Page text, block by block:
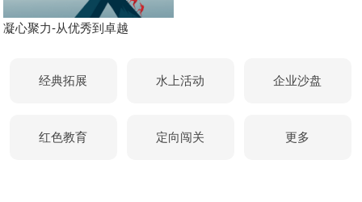
凝心聚力-从优秀到卓越
经典拓展 水上活动 企业沙盘
红色教育 定向闯关 更多